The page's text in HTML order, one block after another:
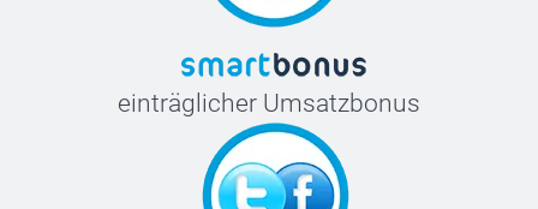
einträglicher Umsatzbonus